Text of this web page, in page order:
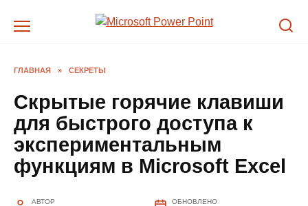
ГЛАВНАЯ » СЕКРЕТЫ
Скрытые горячие клавиши
для быстрого доступа к
экспериментальным
функциям в Microsoft Excel
АВТОР ОБНОВЛЕНО